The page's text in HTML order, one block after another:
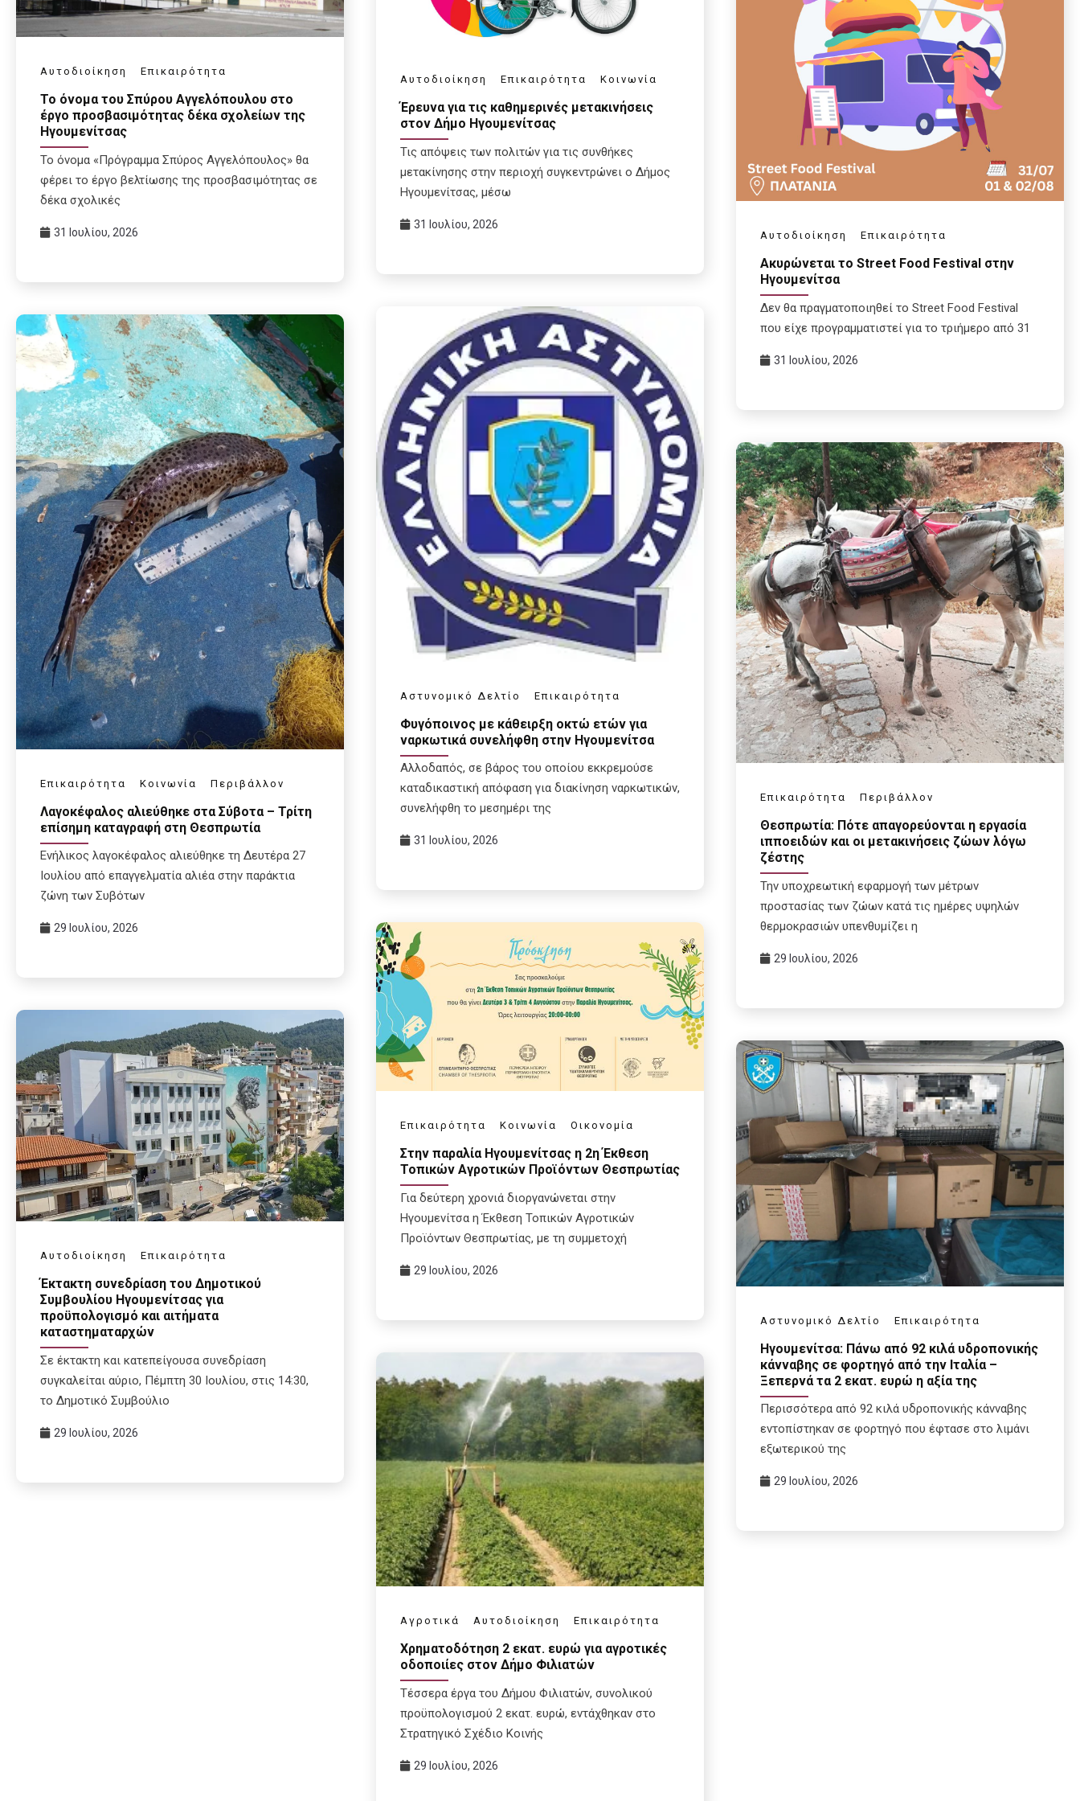
Αυτοδιοίκηση Επικαιρότητα
Το όνομα του Σπύρου Αγγελόπουλου στο
έργο προσβασιμότητας δέκα σχολείων της
Ηγουμενίτσας
Το όνομα «Πρόγραμμα Σπύρος Αγγελόπουλος» θα
φέρει το έργο βελτίωσης της προσβασιμότητας σε
δέκα σχολικές
31 Ιουλίου, 2026
Αυτοδιοίκηση Επικαιρότητα Κοινωνία
Έρευνα για τις καθημερινές μετακινήσεις
στον Δήμο Ηγουμενίτσας
Τις απόψεις των πολιτών για τις συνθήκες
μετακίνησης στην περιοχή συγκεντρώνει ο Δήμος
Ηγουμενίτσας, μέσω
31 Ιουλίου, 2026
Αυτοδιοίκηση Επικαιρότητα
Ακυρώνεται το Street Food Festival στην
Ηγουμενίτσα
Δεν θα πραγματοποιηθεί το Street Food Festival
που είχε προγραμματιστεί για το τριήμερο από 31
31 Ιουλίου, 2026
Αστυνομικό Δελτίο Επικαιρότητα
Φυγόποινος με κάθειρξη οκτώ ετών για
ναρκωτικά συνελήφθη στην Ηγουμενίτσα
Αλλοδαπός, σε βάρος του οποίου εκκρεμούσε
καταδικαστική απόφαση για διακίνηση ναρκωτικών,
συνελήφθη το μεσημέρι της
31 Ιουλίου, 2026
Επικαιρότητα Κοινωνία Περιβάλλον
Λαγοκέφαλος αλιεύθηκε στα Σύβοτα – Τρίτη
επίσημη καταγραφή στη Θεσπρωτία
Ενήλικος λαγοκέφαλος αλιεύθηκε τη Δευτέρα 27
Ιουλίου από επαγγελματία αλιέα στην παράκτια
ζώνη των Συβότων
29 Ιουλίου, 2026
Επικαιρότητα Περιβάλλον
Θεσπρωτία: Πότε απαγορεύονται η εργασία
ιπποειδών και οι μετακινήσεις ζώων λόγω
ζέστης
Την υποχρεωτική εφαρμογή των μέτρων
προστασίας των ζώων κατά τις ημέρες υψηλών
θερμοκρασιών υπενθυμίζει η
29 Ιουλίου, 2026
Επικαιρότητα Κοινωνία Οικονομία
Στην παραλία Ηγουμενίτσας η 2η Έκθεση
Τοπικών Αγροτικών Προϊόντων Θεσπρωτίας
Για δεύτερη χρονιά διοργανώνεται στην
Ηγουμενίτσα η Έκθεση Τοπικών Αγροτικών
Προϊόντων Θεσπρωτίας, με τη συμμετοχή
29 Ιουλίου, 2026
Αυτοδιοίκηση Επικαιρότητα
Έκτακτη συνεδρίαση του Δημοτικού
Συμβουλίου Ηγουμενίτσας για
προϋπολογισμό και αιτήματα
καταστηματαρχών
Σε έκτακτη και κατεπείγουσα συνεδρίαση
συγκαλείται αύριο, Πέμπτη 30 Ιουλίου, στις 14:30,
το Δημοτικό Συμβούλιο
29 Ιουλίου, 2026
Αστυνομικό Δελτίο Επικαιρότητα
Ηγουμενίτσα: Πάνω από 92 κιλά υδροπονικής
κάνναβης σε φορτηγό από την Ιταλία –
Ξεπερνά τα 2 εκατ. ευρώ η αξία της
Περισσότερα από 92 κιλά υδροπονικής κάνναβης
εντοπίστηκαν σε φορτηγό που έφτασε στο λιμάνι
εξωτερικού της
29 Ιουλίου, 2026
Αγροτικά Αυτοδιοίκηση Επικαιρότητα
Χρηματοδότηση 2 εκατ. ευρώ για αγροτικές
οδοποιίες στον Δήμο Φιλιατών
Τέσσερα έργα του Δήμου Φιλιατών, συνολικού
προϋπολογισμού 2 εκατ. ευρώ, εντάχθηκαν στο
Στρατηγικό Σχέδιο Κοινής
29 Ιουλίου, 2026